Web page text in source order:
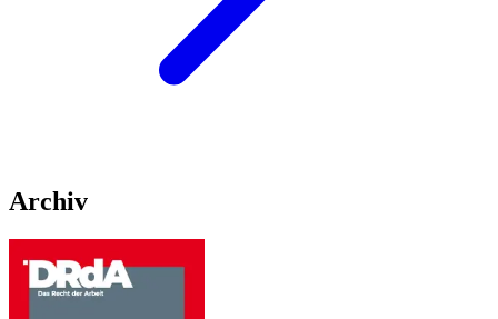
Archiv